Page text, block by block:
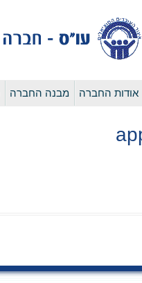
אודות החברה מבנה החברה